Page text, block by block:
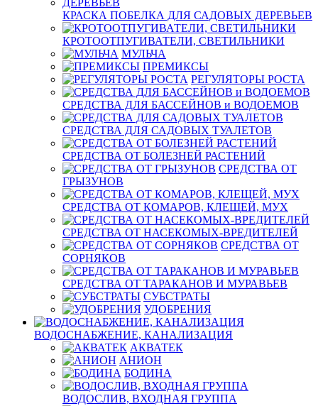
КРАСКА ПОБЕЛКА ДЛЯ САДОВЫХ ДЕРЕВЬЕВ
КРОТООТПУГИВАТЕЛИ, СВЕТИЛЬНИКИ
МУЛЬЧА
ПРЕМИКСЫ
РЕГУЛЯТОРЫ РОСТА
СРЕДСТВА ДЛЯ БАССЕЙНОВ и ВОДОЕМОВ
СРЕДСТВА ДЛЯ САДОВЫХ ТУАЛЕТОВ
СРЕДСТВА ОТ БОЛЕЗНЕЙ РАСТЕНИЙ
СРЕДСТВА ОТ
ГРЫЗУНОВ
СРЕДСТВА ОТ КОМАРОВ, КЛЕЩЕЙ, МУХ
СРЕДСТВА ОТ НАСЕКОМЫХ-ВРЕДИТЕЛЕЙ
СРЕДСТВА ОТ
СОРНЯКОВ
СРЕДСТВА ОТ ТАРАКАНОВ И МУРАВЬЕВ
СУБСТРАТЫ
УДОБРЕНИЯ
ВОДОСНАБЖЕНИЕ, КАНАЛИЗАЦИЯ
АКВАТЕК
АНИОН
БОДИНА
ВОДОСЛИВ, ВХОДНАЯ ГРУППА